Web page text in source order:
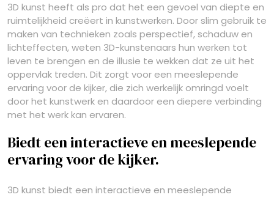
3D kunst heeft als pro dat het een gevoel van diepte en
ruimtelijkheid creëert in kunstwerken. Door slim gebruik te
maken van technieken zoals perspectief, schaduw en
lichteffecten, weten 3D-kunstenaars hun werken tot
leven te brengen en de illusie te wekken dat ze uit het
oppervlak treden. Dit zorgt voor een meeslepende
ervaring voor de kijker, die zich werkelijk omringd voelt
door het kunstwerk en daardoor een diepere verbinding
met het werk kan ervaren.
Biedt een interactieve en meeslepende
ervaring voor de kijker.
3D kunst biedt een interactieve en meeslepende